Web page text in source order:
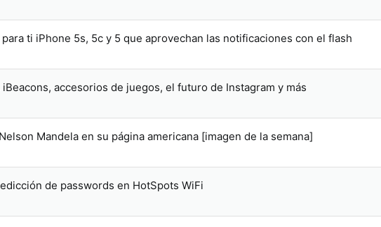
ti iPhone 5s, 5c y 5 que aprovechan las notificaciones con el flash
accesorios de juegos, el futuro de Instagram y más
Mandela en su página americana [imagen de la semana]
de passwords en HotSpots WiFi